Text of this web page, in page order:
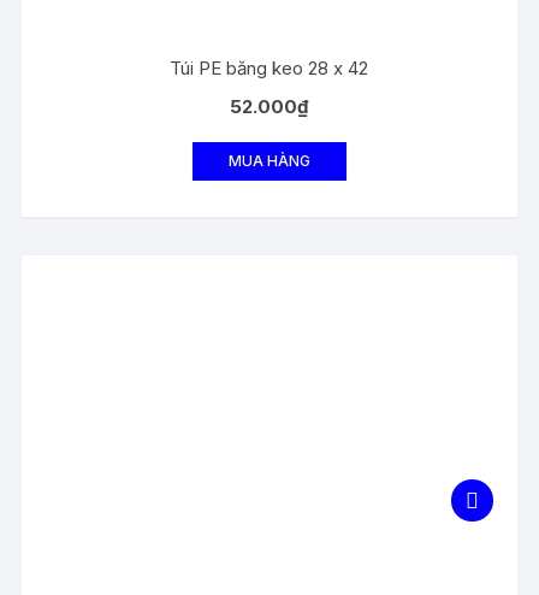
Túi PE băng keo 28 x 42
52.000₫
MUA HÀNG